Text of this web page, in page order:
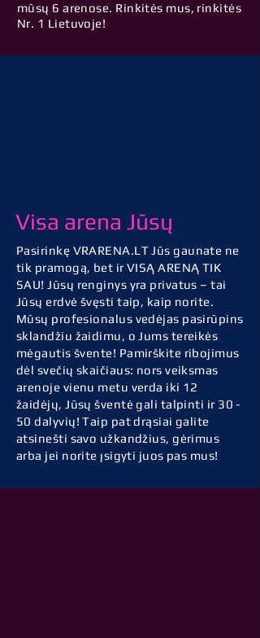
mūsų 6 arenose. Rinkitės mus, rinkitės
Nr. 1 Lietuvoje!
Visa arena Jūsų
Pasirinkę VRARENA.LT Jūs gaunate ne
tik pramogą, bet ir VISĄ ARENĄ TIK
SAU! Jūsų renginys yra privatus – tai
Jūsų erdvė švęsti taip, kaip norite.
Mūsų profesionalus vedėjas pasirūpins
sklandžiu žaidimu, o Jums tereikės
mėgautis švente! Pamirškite ribojimus
dėl svečių skaičiaus: nors veiksmas
arenoje vienu metu verda iki 12
žaidėjų, Jūsų šventė gali talpinti ir 30 -
50 dalyvių! Taip pat drąsiai galite
atsinešti savo užkandžius, gėrimus
arba jei norite įsigyti juos pas mus!